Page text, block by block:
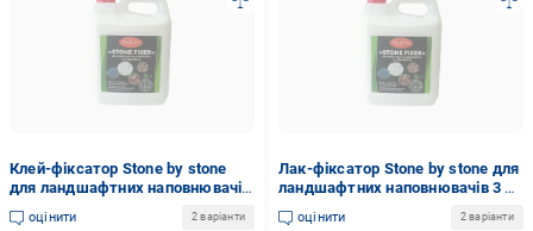
Клей-фіксатор Stone by stone
для ландшафтних наповнювачів
3 л (27392587)
оцінити 2 варіанти
Лак-фіксатор Stone by stone для
ландшафтних наповнювачів 3 л
(26738061)
оцінити 2 варіанти